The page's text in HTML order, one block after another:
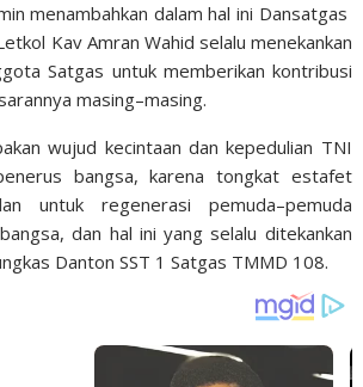
menambahkan dalam hal ini Dansatgas
Kav Amran Wahid selalu menekankan
Satgas untuk memberikan kontribusi
masing–masing.
wujud kecintaan dan kepedulian TNI
bangsa, karena tongkat estafet
untuk regenerasi pemuda–pemuda
dan hal ini yang selalu ditekankan
Danton SST 1 Satgas TMMD 108.